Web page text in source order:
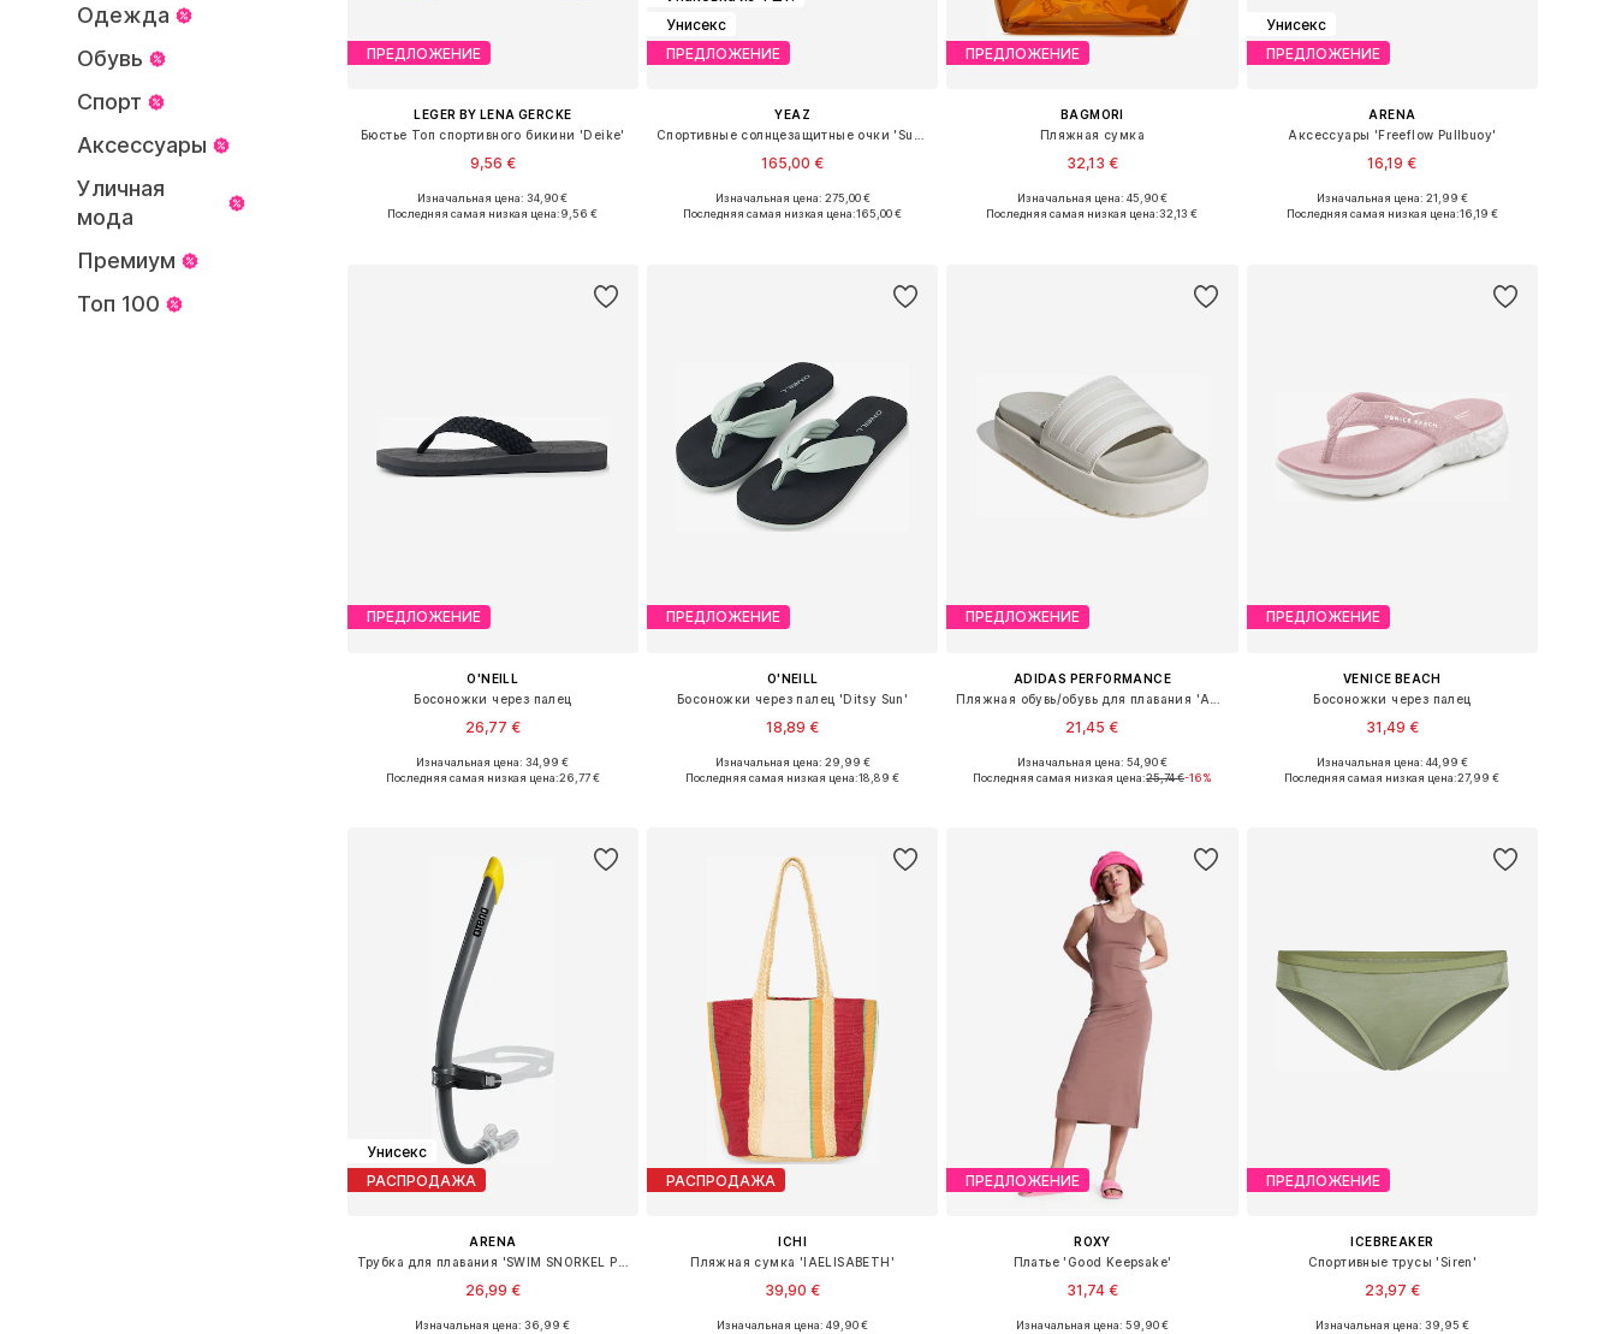
Одежда
Обувь
Спорт
Аксессуары
Уличная
мода
Премиум
Топ 100
ПРЕДЛОЖЕНИЕ
LEGER BY LENA GERCKE
Бюстье Топ спортивного бикини 'Deike'
9,56 €
Доступные размеры: 70, 75, 75
Изначальная цена: 34,90 €
Последняя самая низкая цена:9,56 €
Унисекс
ПРЕДЛОЖЕНИЕ
YEAZ
165,00 €
Доступные размеры: One Size
Изначальная цена: 275,00 €
Последняя самая низкая цена:165,00 €
ПРЕДЛОЖЕНИЕ
BAGMORI
Пляжная сумка
32,13 €
+ 3
Доступные размеры: One Size
Изначальная цена: 45,90 €
Последняя самая низкая цена:32,13 €
Унисекс
ПРЕДЛОЖЕНИЕ
ARENA
Аксессуары 'Freeflow Pullbuoy'
16,19 €
Доступные размеры: XS-XL
Изначальная цена: 21,99 €
Последняя самая низкая цена:16,19 €
ПРЕДЛОЖЕНИЕ
O'NEILL
Босоножки через палец
26,77 €
Доступные размеры: 36, 37, 38, 39, 40, 41
Изначальная цена: 34,99 €
Последняя самая низкая цена:26,77 €
ПРЕДЛОЖЕНИЕ
O'NEILL
Босоножки через палец 'Ditsy Sun'
18,89 €
Доступные размеры: 36, 37, 38, 39, 40, 41
Изначальная цена: 29,99 €
Последняя самая низкая цена:18,89 €
ПРЕДЛОЖЕНИЕ
ADIDAS PERFORMANCE
21,45 €
Доступные размеры: 43-43,5, 44,5-45
Изначальная цена: 54,90 €
Последняя самая низкая цена:25,74 €-16%
ПРЕДЛОЖЕНИЕ
VENICE BEACH
Босоножки через палец
31,49 €
Доступные размеры: 37, 38, 39, 40, 41
Изначальная цена: 44,99 €
Последняя самая низкая цена:27,99 €
Унисекс
РАСПРОДАЖА
ARENA
26,99 €
Изначальная цена: 36,99 €
РАСПРОДАЖА
ICHI
Пляжная сумка 'IAELISABETH'
39,90 €
Изначальная цена: 49,90 €
ПРЕДЛОЖЕНИЕ
ROXY
Платье 'Good Keepsake'
31,74 €
Изначальная цена: 59,90 €
ПРЕДЛОЖЕНИЕ
ICEBREAKER
Спортивные трусы 'Siren'
23,97 €
Изначальная цена: 39,95 €